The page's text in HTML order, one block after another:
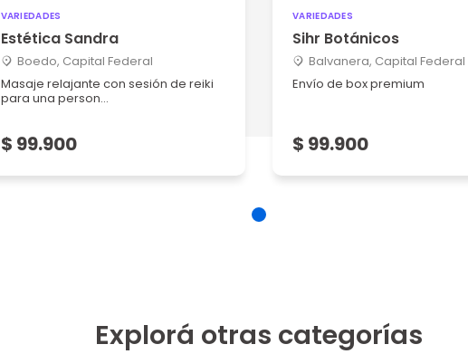
VARIEDADES
Estética Sandra
Boedo, Capital Federal
Masaje relajante con sesión de reiki
para una person...
$ 99.900
VARIEDADES
Sihr Botánicos
Balvanera, Capital Federal
Envío de box premium
$ 99.900
Explorá otras categorías